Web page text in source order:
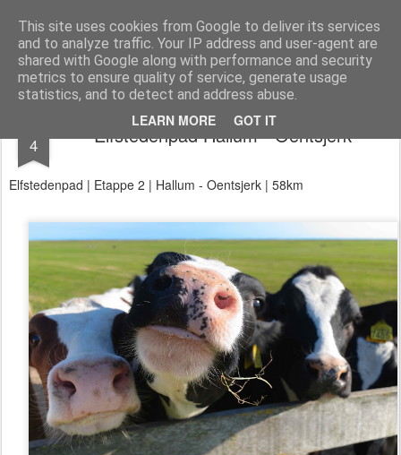
This site uses cookies from Google to deliver its services
and to analyze traffic. Your IP address and user-agent are
shared with Google along with performance and security
metrics to ensure quality of service, generate usage
statistics, and to detect and address abuse.
LEARN MORE GOT IT
Aan de wind een wandelblog
Kaart Dagtochten LAW's Buitenland E2 E9 GR12
4 Elfstedenpad Hallum - Oentsjerk
Elfstedenpad | Etappe 2 | Hallum - Oentsjerk | 58km